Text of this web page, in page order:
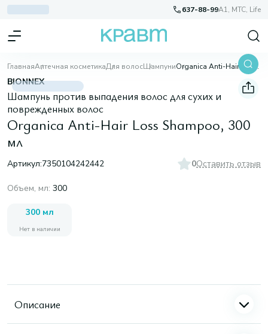
637-88-99A1, МТС, Life
ГлавнаяАптечная косметикаДля волосШампуни Organica Anti-Hair Loss Shampoo, 300 мл
BIONNEX
Шампунь против выпадения волос для сухих и
поврежденных волос
Organica Anti-Hair Loss Shampoo, 300
мл
Артикул:7350104242442 0Оставить отзыв
Объем, мл: 300
300 мл
Нет в наличии
Описание